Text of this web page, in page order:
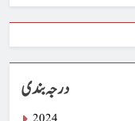
درجہ بندی